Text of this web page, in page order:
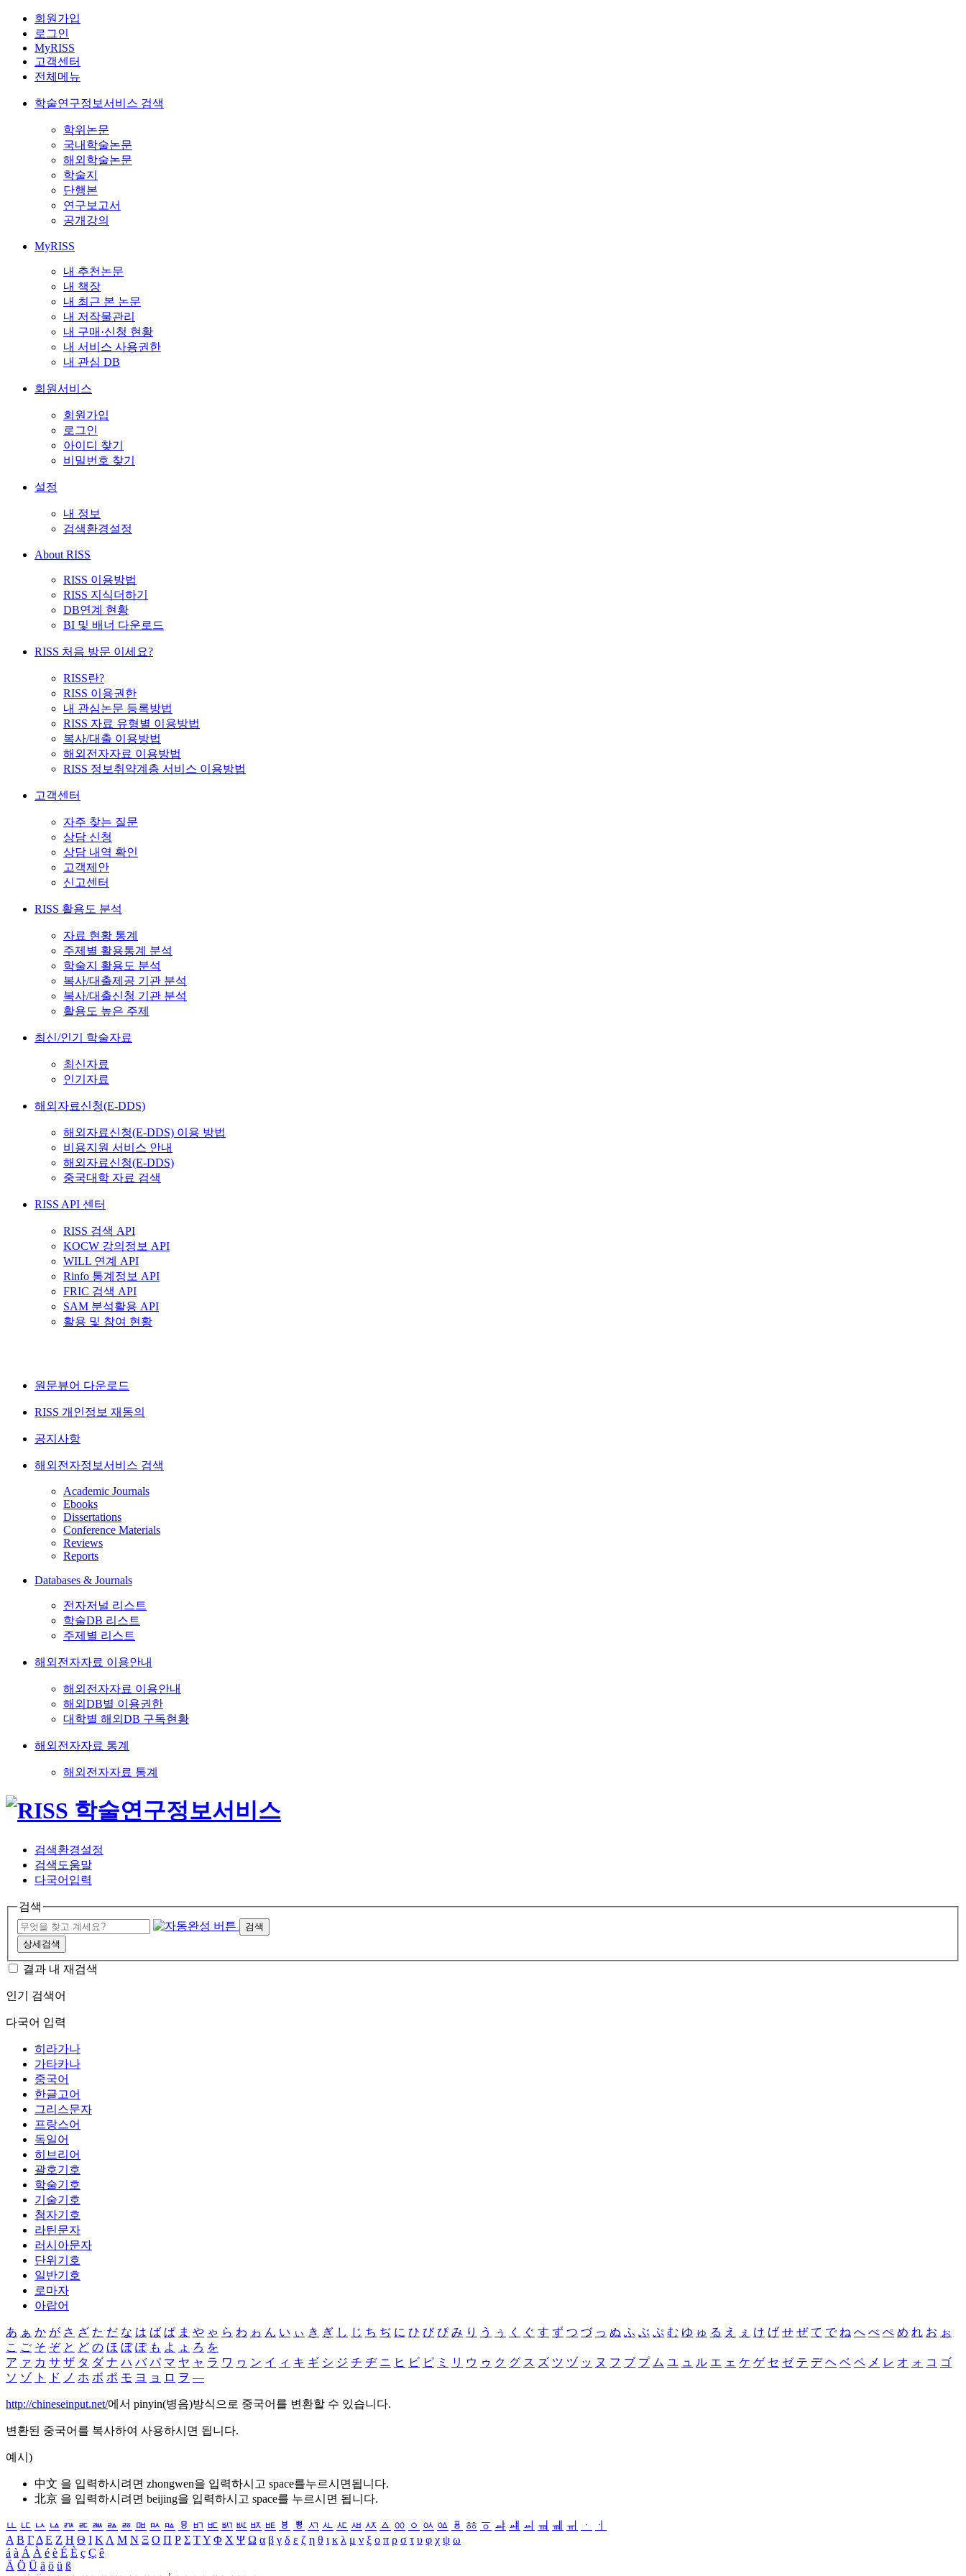
회원가입
로그인
MyRISS
고객센터
전체메뉴
학술연구정보서비스 검색
학위논문
국내학술논문
해외학술논문
학술지
단행본
연구보고서
공개강의
MyRISS
내 추천논문
내 책장
내 최근 본 논문
내 저작물관리
내 구매·신청 현황
내 서비스 사용권한
내 관심 DB
회원서비스
회원가입
로그인
아이디 찾기
비밀번호 찾기
설정
내 정보
검색환경설정
About RISS
RISS 이용방법
RISS 지식더하기
DB연계 현황
BI 및 배너 다운로드
RISS 처음 방문 이세요?
RISS란?
RISS 이용권한
내 관심논문 등록방법
RISS 자료 유형별 이용방법
복사/대출 이용방법
해외전자자료 이용방법
RISS 정보취약계층 서비스 이용방법
고객센터
자주 찾는 질문
상담 신청
상담 내역 확인
고객제안
신고센터
RISS 활용도 분석
자료 현황 통계
주제별 활용통계 분석
학술지 활용도 분석
복사/대출제공 기관 분석
복사/대출신청 기관 분석
활용도 높은 주제
최신/인기 학술자료
최신자료
인기자료
해외자료신청(E-DDS)
해외자료신청(E-DDS) 이용 방법
비용지원 서비스 안내
해외자료신청(E-DDS)
중국대학 자료 검색
RISS API 센터
RISS 검색 API
KOCW 강의정보 API
WILL 연계 API
Rinfo 통계정보 API
FRIC 검색 API
SAM 분석활용 API
활용 및 참여 현황
원문뷰어 다운로드
RISS 개인정보 재동의
공지사항
해외전자정보서비스 검색
Academic Journals
Ebooks
Dissertations
Conference Materials
Reviews
Reports
Databases & Journals
전자저널 리스트
학술DB 리스트
주제별 리스트
해외전자자료 이용안내
해외전자자료 이용안내
해외DB별 이용권한
대학별 해외DB 구독현황
해외전자자료 통계
해외전자자료 통계
검색환경설정
검색도움말
다국어입력
검색
검색
상세검색
결과 내 재검색
인기 검색어
다국어 입력
히라가나
가타카나
중국어
한글고어
그리스문자
프랑스어
독일어
히브리어
괄호기호
학술기호
기술기호
첨자기호
라틴문자
러시아문자
단위기호
일반기호
로마자
아랍어
あ ぁ か が さ ざ た だ な は ば ぱ ま や ゃ ら わ ゎ ん い ぃ き ぎ し じ ち ぢ に ひ び ぴ み り う ぅ く ぐ す ず つ づ っ ぬ ふ ぶ ぷ む ゆ ゅ る え ぇ け げ せ ぜ て で ね へ べ ぺ め れ お ぉ
こ ご そ ぞ と ど の ほ ぼ ぽ も よ ょ ろ を
ア ァ カ サ ザ タ ダ ナ ハ バ パ マ ヤ ャ ラ ワ ヮ ン イ ィ キ ギ シ ジ チ ヂ ニ ヒ ビ ピ ミ リ ウ ゥ ク グ ス ズ ツ ヅ ッ ヌ フ ブ プ ム ユ ュ ル エ ェ ケ ゲ セ ゼ テ デ ヘ ベ ペ メ レ オ ォ コ ゴ
ソ ゾ ト ド ノ ホ ボ ポ モ ヨ ョ ロ ヲ ―
http://chineseinput.net/에서 pinyin(병음)방식으로 중국어를 변환할 수 있습니다.
변환된 중국어를 복사하여 사용하시면 됩니다.
예시)
中文 을 입력하시려면 zhongwen을 입력하시고 space를누르시면됩니다.
北京 을 입력하시려면 beijing을 입력하시고 space를 누르시면 됩니다.
ㅥ ㅦ ㅧ ㅨ ㅩ ㅪ ㅫ ㅬ ㅭ ㅮ ㅯ ㅰ ㅱ ㅲ ㅳ ㅴ ㅵ ㅶ ㅷ ㅸ ㅹ ㅺ ㅻ ㅼ ㅽ ㅾ ㅿ ㆀ ㆁ ㆂ ㆃ ㆄ ㆅ ㆆ ㆇ ㆈ ㆉ ㆊ ㆋ ㆌ ㆍ
ㆎ
Α Β ΓΔ Ε Ζ Η Θ Ι ΚΛ Μ Ν Ξ Ο Π Ρ Σ ΤΥ Φ Χ Ψ Ω α β γ δ ε ζ η θ ι κ λ μ ν ξ ο π ρ σ τ υ φ χ ψ ω
á à Á À é è É È ç Ç ê
Ä Ö Ü ä ö ü ß